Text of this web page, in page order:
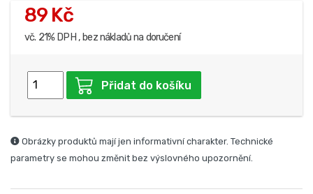
89 Kč
vč. 21% DPH , bez nákladů na doručení
Přidat do košíku
Obrázky produktů mají jen informativní charakter. Technické
parametry se mohou změnit bez výslovného upozornění.